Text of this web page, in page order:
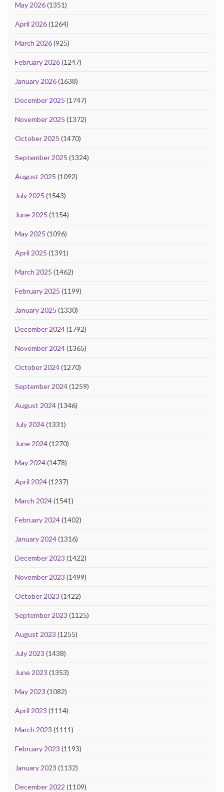
May 2026(1351)
April 2026(1264)
March 2026(925)
February 2026(1247)
January 2026(1638)
December 2025 (1747)
November 2025 (1372)
October 2025 (1470)
September 2025 (1324)
August 2025 (1092)
July 2025 (1543)
June 2025 (1154)
May 2025 (1096)
April 2025 (1391)
March 2025 (1462)
February 2025 (1199)
January 2025 (1330)
December 2024(1792)
November 2024(1365)
October 2024(1270)
September 2024(1259)
August 2024(1346)
July 2024(1331)
June 2024(1270)
May 2024(1478)
April 2024(1237)
March 2024(1541)
February 2024(1402)
January 2024(1316)
December 2023 (1422)
November 2023 (1499)
October 2023 (1422)
September 2023 (1125)
August 2023 (1255)
July 2023 (1438)
June 2023 (1353)
May 2023 (1082)
April 2023 (1114)
March 2023 (1111)
February 2023 (1193)
January 2023 (1132)
December 2022 (1109)